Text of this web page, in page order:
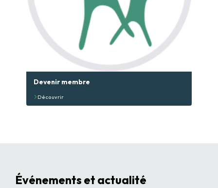
Devenir membre
Découvrir
Événements et actualité